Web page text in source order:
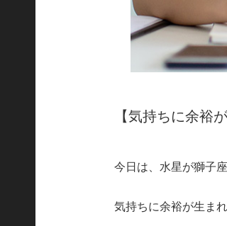
【気持ちに余裕
今日は、水星が獅子
気持ちに余裕が生ま